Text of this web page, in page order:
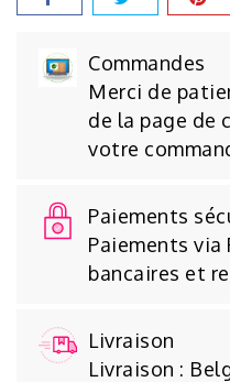
Commandes
Merci de
de la page de
votre
Paiements
Paiements via
bancaires et
Livraison
Livraison :